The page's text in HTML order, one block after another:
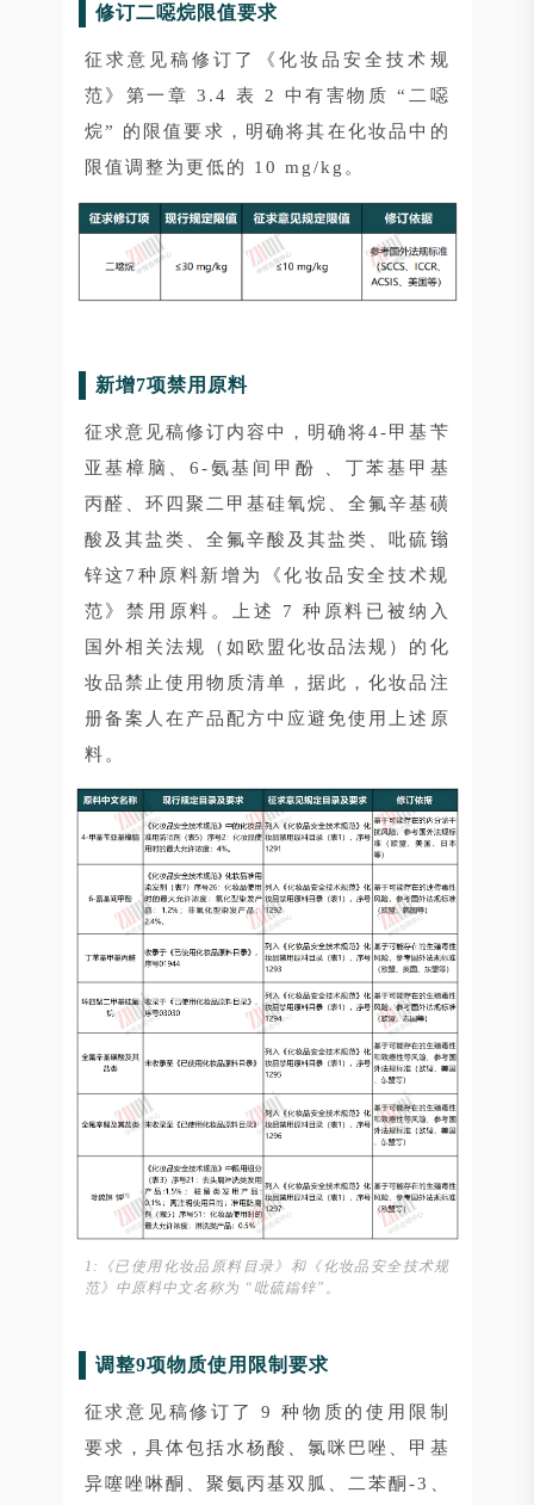
修订二噁烷限值要求
征求意见稿修订了《化妆品安全技术规
范》第一章 3.4 表 2 中有害物质 “二噁
烷” 的限值要求，明确将其在化妆品中的
限值调整为更低的 10 mg/kg。
新增7项禁用原料
征求意见稿修订内容中，明确将4-甲基苄
亚基樟脑、6-氨基间甲酚 、丁苯基甲基
丙醛、环四聚二甲基硅氧烷、全氟辛基磺
酸及其盐类、全氟辛酸及其盐类、吡硫𬭩
锌这7种原料新增为《化妆品安全技术规
范》禁用原料。上述 7 种原料已被纳入
国外相关法规（如欧盟化妆品法规）的化
妆品禁止使用物质清单，据此，化妆品注
册备案人在产品配方中应避免使用上述原
料。
1:《已使用化妆品原料目录》和《化妆品安全技术规
范》中原料中文名称为 “吡硫鎓锌”。
调整9项物质使用限制要求
征求意见稿修订了 9 种物质的使用限制
要求，具体包括水杨酸、氯咪巴唑、甲基
异噻唑啉酮、聚氨丙基双胍、二苯酮-3、